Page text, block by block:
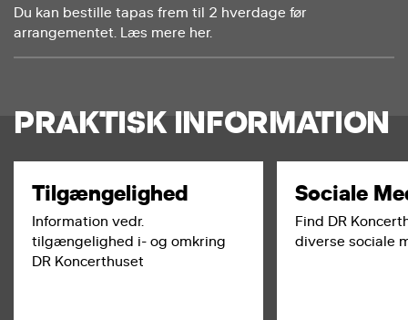
Du kan bestille tapas frem til 2 hverdage før
arrangementet. Læs mere her.
PRAKTISK INFORMATION
Tilgængelighed
Information vedr.
tilgængelighed i- og omkring
DR Koncerthuset
Sociale
Find DR
diverse sociale